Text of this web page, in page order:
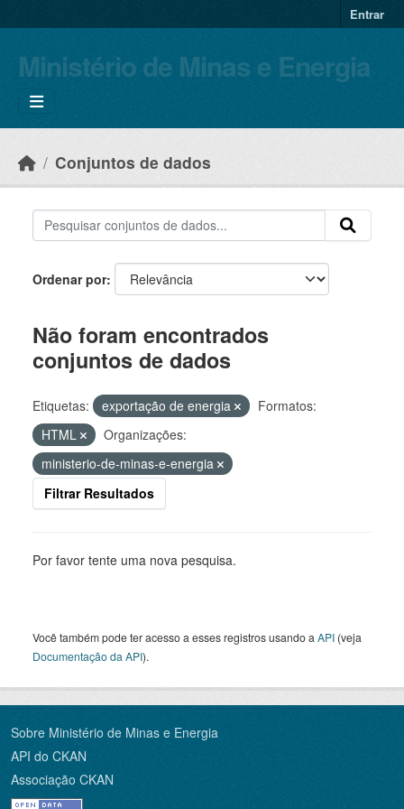
Entrar
Ministério de Minas e Energia
Conjuntos de dados
Ordenar por
Não foram encontrados
conjuntos de dados
Etiquetas: exportação de energia
Formatos:
HTML
Organizações:
ministerio-de-minas-e-energia
Filtrar Resultados
Por favor tente uma nova pesquisa.
Você também pode ter acesso a esses registros usando a API (veja
Documentação da API).
Sobre Ministério de Minas e Energia
API do CKAN
Associação CKAN